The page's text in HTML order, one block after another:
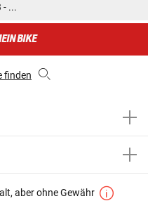
- ...
BIKE
finden
aber ohne Gewähr